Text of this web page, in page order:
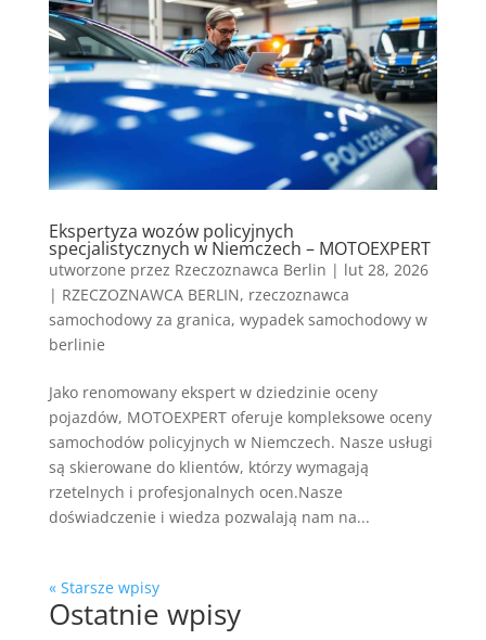
Ekspertyza wozów policyjnych
specjalistycznych w Niemczech – MOTOEXPERT
utworzone przez Rzeczoznawca Berlin | lut 28, 2026
| RZECZOZNAWCA BERLIN, rzeczoznawca
samochodowy za granica, wypadek samochodowy w
berlinie
Jako renomowany ekspert w dziedzinie oceny
pojazdów, MOTOEXPERT oferuje kompleksowe oceny
samochodów policyjnych w Niemczech. Nasze usługi
są skierowane do klientów, którzy wymagają
rzetelnych i profesjonalnych ocen.Nasze
doświadczenie i wiedza pozwalają nam na...
« Starsze wpisy
Ostatnie wpisy